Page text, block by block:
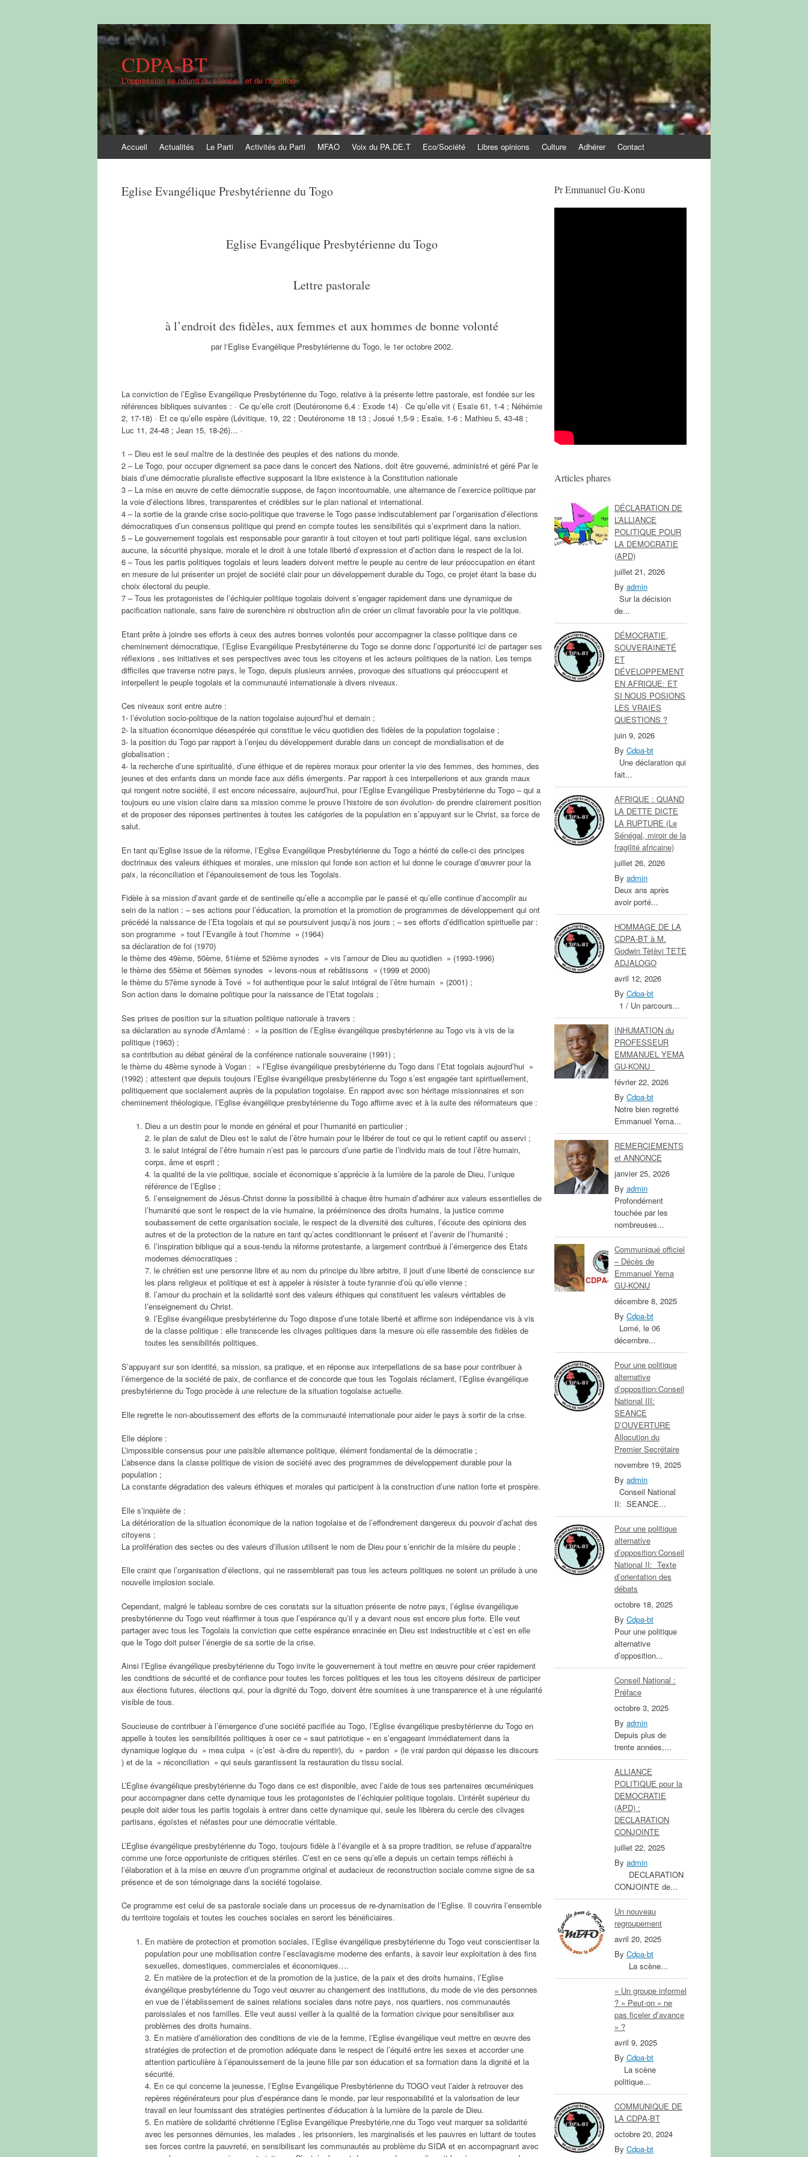
CDPA-BT
L'oppression se nourrit du silence…et de l'inaction
au
Accueil Actualités Le Parti Activités du Parti MFAO Voix du PA.DE.T Eco/Société Libres opinions Culture Adhérer Contact
Eglise Evangélique Presbytérienne du Togo
Eglise Evangélique Presbytérienne du Togo
Lettre pastorale
à l’endroit des fidèles, aux femmes et aux hommes de bonne volonté
par l‘Eglise Evangélique Presbytérienne du Togo, le 1er octobre 2002.
La conviction de l’Eglise Evangélique Presbytérienne du Togo, relative à la présente lettre pastorale, est fondée sur les
références bibliques suivantes : · Ce qu’elle croit (Deutéronome 6,4 : Exode 14) · Ce qu’elle vit ( Esaïe 61, 1-4 ; Néhémie
2, 17-18) · Et ce qu’elle espère (Lévitique, 19, 22 ; Deutéronome 18 13 ; Josué 1,5-9 ; Esaïe, 1-6 ; Mathieu 5, 43-48 ;
Luc 11, 24-48 ; Jean 15, 18-26)… ·
1 – Dieu est le seul maître de la destinée des peuples et des nations du monde.
2 – Le Togo, pour occuper dignement sa pace dans le concert des Nations, doit être gouverné, administré et géré Par le
biais d’une démocratie pluraliste effective supposant la libre existence à la Constitution nationale
3 – La mise en œuvre de cette démocratie suppose, de façon incontournable, une alternance de l’exercice politique par
la voie d’élections libres, transparentes et crédibles sur le plan national et international.
4 – la sortie de la grande crise socio-politique que traverse le Togo passe indiscutablement par l’organisation d’élections
démocratiques d’un consensus politique qui prend en compte toutes les sensibilités qui s’expriment dans la nation.
5 – Le gouvernement togolais est responsable pour garantir à tout citoyen et tout parti politique légal, sans exclusion
aucune, la sécurité physique, morale et le droit à une totale liberté d’expression et d’action dans le respect de la loi.
6 – Tous les partis politiques togolais et leurs leaders doivent mettre le peuple au centre de leur préoccupation en étant
en mesure de lui présenter un projet de société clair pour un développement durable du Togo, ce projet étant la base du
choix électoral du peuple.
7 – Tous les protagonistes de l’échiquier politique togolais doivent s’engager rapidement dans une dynamique de
pacification nationale, sans faire de surenchère ni obstruction afin de créer un climat favorable pour la vie politique.
Etant prête à joindre ses efforts à ceux des autres bonnes volontés pour accompagner la classe politique dans ce
cheminement démocratique, l’Eglise Evangélique Presbytérienne du Togo se donne donc l’opportunité ici de partager ses
réflexions , ses initiatives et ses perspectives avec tous les citoyens et les acteurs politiques de la nation. Les temps
difficiles que traverse notre pays, le Togo, depuis plusieurs années, provoque des situations qui préoccupent et
interpellent le peuple togolais et la communauté internationale à divers niveaux.
Ces niveaux sont entre autre :
1- l’évolution socio-politique de la nation togolaise aujourd’hui et demain ;
2- la situation économique désespérée qui constitue le vécu quotidien des fidèles de la population togolaise ;
3- la position du Togo par rapport à l’enjeu du développement durable dans un concept de mondialisation et de
globalisation ;
4- la recherche d’une spiritualité, d’une éthique et de repères moraux pour orienter la vie des femmes, des hommes, des
jeunes et des enfants dans un monde face aux défis émergents. Par rapport à ces interpellerions et aux grands maux
qui rongent notre société, il est encore nécessaire, aujourd’hui, pour l’Eglise Evangélique Presbytérienne du Togo – qui a
toujours eu une vision claire dans sa mission comme le prouve l’histoire de son évolution- de prendre clairement position
et de proposer des réponses pertinentes à toutes les catégories de la population en s’appuyant sur le Christ, sa force de
salut.
En tant qu’Eglise issue de la réforme, l’Eglise Evangélique Presbytérienne du Togo a hérité de celle-ci des principes
doctrinaux des valeurs éthiques et morales, une mission qui fonde son action et lui donne le courage d’œuvrer pour la
paix, la réconciliation et l’épanouissement de tous les Togolais.
Fidèle à sa mission d’avant garde et de sentinelle qu’elle a accomplie par le passé et qu’elle continue d’accomplir au
sein de la nation : – ses actions pour l’éducation, la promotion et la promotion de programmes de développement qui ont
précédé la naissance de l’Eta togolais et qui se poursuivent jusqu’à nos jours ; – ses efforts d’édification spirituelle par :
son programme » tout l’Evangile à tout l’homme » (1964)
sa déclaration de foi (1970)
le thème des 49ème, 50ème, 51ième et 52ième synodes » vis l’amour de Dieu au quotidien » (1993-1996)
le thème des 55ème et 56èmes synodes » levons-nous et rebâtissons » (1999 et 2000)
le thème du 57ème synode à Tové » foi authentique pour le salut intégral de l’être humain » (2001) ;
Son action dans le domaine politique pour la naissance de l’Etat togolais ;
Ses prises de position sur la situation politique nationale à travers :
sa déclaration au synode d’Amlamé : » la position de l’Eglise évangélique presbytérienne au Togo vis à vis de la
politique (1963) ;
sa contribution au débat général de la conférence nationale souveraine (1991) ;
le thème du 48ème synode à Vogan : » l’Eglise évangélique presbytérienne du Togo dans l’Etat togolais aujourd’hui »
(1992) ; attestent que depuis toujours l’Eglise évangélique presbytérienne du Togo s’est engagée tant spirituellement,
politiquement que socialement auprès de la population togolaise. En rapport avec son héritage missionnaires et son
cheminement théologique, l’Eglise évangélique presbytérienne du Togo affirme avec et à la suite des réformateurs que :
Dieu a un destin pour le monde en général et pour l’humanité en particulier ;
2. le plan de salut de Dieu est le salut de l’être humain pour le libérer de tout ce qui le retient captif ou asservi ;
3. le salut intégral de l’être humain n’est pas le parcours d’une partie de l’individu mais de tout l’être humain,
corps, âme et esprit ;
4. la qualité de la vie politique, sociale et économique s’apprécie à la lumière de la parole de Dieu, l’unique
référence de l’Eglise ;
5. l’enseignement de Jésus-Christ donne la possibilité à chaque être humain d’adhérer aux valeurs essentielles de
l’humanité que sont le respect de la vie humaine, la prééminence des droits humains, la justice comme
soubassement de cette organisation sociale, le respect de la diversité des cultures, l’écoute des opinions des
autres et de la protection de la nature en tant qu’actes conditionnant le présent et l’avenir de l’humanité ;
6. l’inspiration biblique qui a sous-tendu la réforme protestante, a largement contribué à l’émergence des Etats
modernes démocratiques ;
7. le chrétien est une personne libre et au nom du principe du libre arbitre, il jouit d’une liberté de conscience sur
les plans religieux et politique et est à appeler à résister à toute tyrannie d’où qu’elle vienne ;
8. l’amour du prochain et la solidarité sont des valeurs éthiques qui constituent les valeurs véritables de
l’enseignement du Christ.
9. l’Eglise évangélique presbytérienne du Togo dispose d’une totale liberté et affirme son indépendance vis à vis
de la classe politique : elle transcende les clivages politiques dans la mesure où elle rassemble des fidèles de
toutes les sensibilités politiques.
S’appuyant sur son identité, sa mission, sa pratique, et en réponse aux interpellations de sa base pour contribuer à
l’émergence de la société de paix, de confiance et de concorde que tous les Togolais réclament, l’Eglise évangélique
presbytérienne du Togo procède à une relecture de la situation togolaise actuelle.
Elle regrette le non-aboutissement des efforts de la communauté internationale pour aider le pays à sortir de la crise.
Elle déplore :
L’impossible consensus pour une paisible alternance politique, élément fondamental de la démocratie ;
L’absence dans la classe politique de vision de société avec des programmes de développement durable pour la
population ;
La constante dégradation des valeurs éthiques et morales qui participent à la construction d’une nation forte et prospère.
Elle s’inquiète de :
La détérioration de la situation économique de la nation togolaise et de l’effondrement dangereux du pouvoir d’achat des
citoyens ;
La prolifération des sectes ou des valeurs d’illusion utilisent le nom de Dieu pour s’enrichir de la misère du peuple ;
Elle craint que l’organisation d’élections, qui ne rassemblerait pas tous les acteurs politiques ne soient un prélude à une
nouvelle implosion sociale.
Cependant, malgré le tableau sombre de ces constats sur la situation présente de notre pays, l’église évangélique
presbytérienne du Togo veut réaffirmer à tous que l’espérance qu’il y a devant nous est encore plus forte. Elle veut
partager avec tous les Togolais la conviction que cette espérance enracinée en Dieu est indestructible et c’est en elle
que le Togo doit puiser l’énergie de sa sortie de la crise.
Ainsi l’Eglise évangélique presbytérienne du Togo invite le gouvernement à tout mettre en œuvre pour créer rapidement
les conditions de sécurité et de confiance pour toutes les forces politiques et les tous les citoyens désireux de participer
aux élections futures, élections qui, pour la dignité du Togo, doivent être soumises à une transparence et à une régularité
visible de tous.
Soucieuse de contribuer à l’émergence d’une société pacifiée au Togo, l’Eglise évangélique presbytérienne du Togo en
appelle à toutes les sensibilités politiques à oser ce « saut patriotique » en s’engageant immédiatement dans la
dynamique logique du » mea culpa » (c’est -à-dire du repentir), du » pardon » (le vrai pardon qui dépasse les discours
) et de la » réconciliation » qui seuls garantissent la restauration du tissu social.
L’Eglise évangélique presbytérienne du Togo dans ce est disponible, avec l’aide de tous ses partenaires œcuméniques
pour accompagner dans cette dynamique tous les protagonistes de l’échiquier politique togolais. L’intérêt supérieur du
peuple doit aider tous les partis togolais à entrer dans cette dynamique qui, seule les libèrera du cercle des clivages
partisans, égoïstes et néfastes pour une démocratie véritable.
L’Eglise évangélique presbytérienne du Togo, toujours fidèle à l’évangile et à sa propre tradition, se refuse d’apparaître
comme une force opportuniste de critiques stériles. C’est en ce sens qu’elle a depuis un certain temps réfléchi à
l’élaboration et à la mise en œuvre d’un programme original et audacieux de reconstruction sociale comme signe de sa
présence et de son témoignage dans la société togolaise.
Ce programme est celui de sa pastorale sociale dans un processus de re-dynamisation de l’Eglise. Il couvrira l’ensemble
du territoire togolais et toutes les couches sociales en seront les bénéficiaires.
En matière de protection et promotion sociales, l’Eglise évangélique presbytérienne du Togo veut conscientiser la
population pour une mobilisation contre l’esclavagisme moderne des enfants, à savoir leur exploitation à des fins
sexuelles, domestiques, commerciales et économiques….
2. En matière de la protection et de la promotion de la justice, de la paix et des droits humains, l’Eglise
évangélique presbytérienne du Togo veut œuvrer au changement des institutions, du mode de vie des personnes
en vue de l’établissement de saines relations sociales dans notre pays, nos quartiers, nos communautés
paroissiales et nos familles. Elle veut aussi veiller à la qualité de la formation civique pour sensibiliser aux
problèmes des droits humains.
3. En matière d’amélioration des conditions de vie de la femme, l’Eglise évangélique veut mettre en œuvre des
stratégies de protection et de promotion adéquate dans le respect de l’équité entre les sexes et accorder une
attention particulière à l’épanouissement de la jeune fille par son éducation et sa formation dans la dignité et la
sécurité.
4. En ce qui concerne la jeunesse, l’Eglise Evangélique Presbytérienne du TOGO veut l’aider à retrouver des
repères régénérateurs pour plus d’espérance dans le monde, par leur responsabilité et la valorisation de leur
travail en leur fournissant des stratégies pertinentes d’éducation à la lumière de la parole de Dieu.
5. En matière de solidarité chrétienne l’Eglise Evangélique Presbytérie,nne du Togo veut marquer sa solidarité
avec les personnes démunies, les malades , les prisonniers, les marginalisés et les pauvres en luttant de toutes
ses forces contre la pauvreté, en sensibilisant les communautés au problème du SIDA et en accompagnant avec
Pr Emmanuel Gu-Konu
Articles phares
DÉCLARATION DE
L’ALLIANCE
POLITIQUE POUR
LA DEMOCRATIE
(APD)
juillet 21, 2026
By admin
Sur la décision
de...
DÉMOCRATIE,
SOUVERAINETÉ
ET
DÉVELOPPEMENT
EN AFRIQUE: ET
SI NOUS POSIONS
LES VRAIES
QUESTIONS ?
juin 9, 2026
By Cdpa-bt
Une déclaration qui
fait...
AFRIQUE : QUAND
LA DETTE DICTE
LA RUPTURE (Le
Sénégal, miroir de la
fragilité africaine)
juillet 26, 2026
By admin
Deux ans après
avoir porté...
HOMMAGE DE LA
CDPA-BT à M.
Godwin Tètèvi TETE
ADJALOGO
avril 12, 2026
By Cdpa-bt
1 / Un parcours...
INHUMATION du
PROFESSEUR
EMMANUEL YEMA
GU-KONU
février 22, 2026
By Cdpa-bt
Notre bien regretté
Emmanuel Yema...
REMERCIEMENTS
et ANNONCE
janvier 25, 2026
By admin
Profondément
touchée par les
nombreuses...
Communiqué officiel
– Décès de
Emmanuel Yema
GU-KONU
décembre 8, 2025
By Cdpa-bt
Lomé, le 06
décembre...
Pour une politique
alternative
d’opposition:Conseil
National III:
SEANCE
D’OUVERTURE
Allocution du
Premier Secrétaire
novembre 19, 2025
By admin
Conseil National
II: SEANCE...
Pour une politique
alternative
d’opposition:Conseil
National II: Texte
d’orientation des
débats
octobre 18, 2025
By Cdpa-bt
Pour une politique
alternative
d’opposition...
Conseil National :
Préface
octobre 3, 2025
By admin
Depuis plus de
trente années,...
ALLIANCE
POLITIQUE pour la
DEMOCRATIE
(APD) :
DECLARATION
CONJOINTE
juillet 22, 2025
By admin
DECLARATION
CONJOINTE de...
Un nouveau
regroupement
avril 20, 2025
By Cdpa-bt
La scène...
« Un groupe informel
? » Peut-on « ne
pas ficeler d’avance
» ?
avril 9, 2025
By Cdpa-bt
La scène
politique...
COMMUNIQUE DE
LA CDPA-BT
octobre 20, 2024
By Cdpa-bt